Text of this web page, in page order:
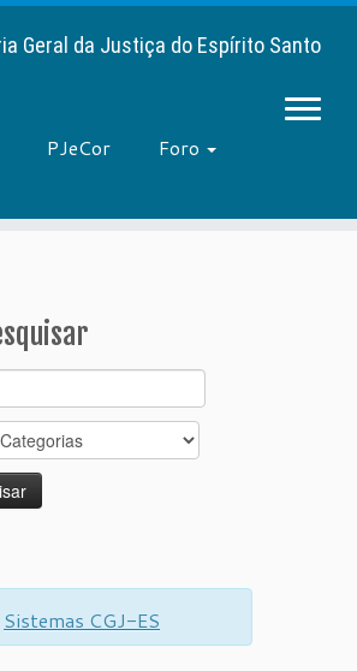
Geral da Justiça do Espírito Santo
PJeCor
Foro
Sistemas CGJ-ES